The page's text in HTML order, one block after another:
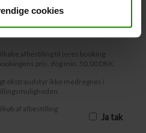
cookies
afbestiling til jeres booking.
pris, dog min. 50,00 DKK.
ekstraudstyr ikke medregnes i
af afbestilling
Ja tak